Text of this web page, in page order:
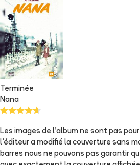
Terminée
Nana
Les images de l'album ne sont pas
l'éditeur a modifié la couverture sans
barres nous ne pouvons pas garantir